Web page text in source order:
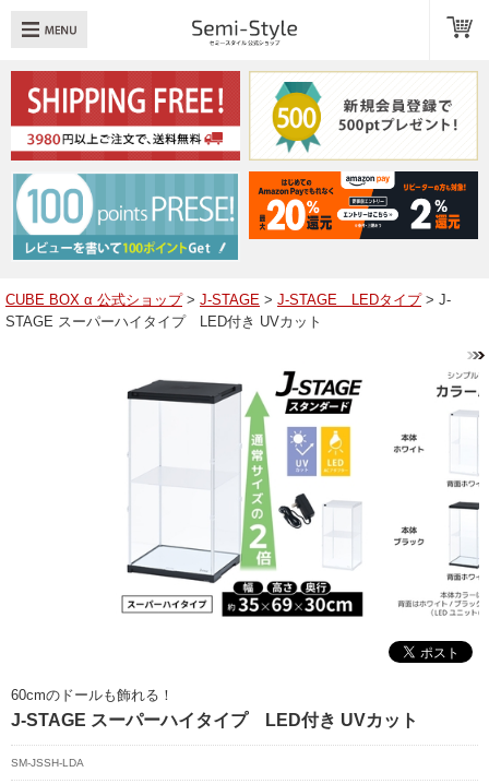
：透明扉 引き出し LED
へ戻る
品一覧
ューブボックスαレイアウト例
定商取引法に基づく表記
CUBE BOX α 公式ショップ> J-STAGE > J-STAGE LEDタイプ> J-
STAGE スーパーハイタイプ LED付き UVカット
60cmのドールも飾れる！
J-STAGE スーパーハイタイプ LED付き UVカット
SM-JSSH-LDA